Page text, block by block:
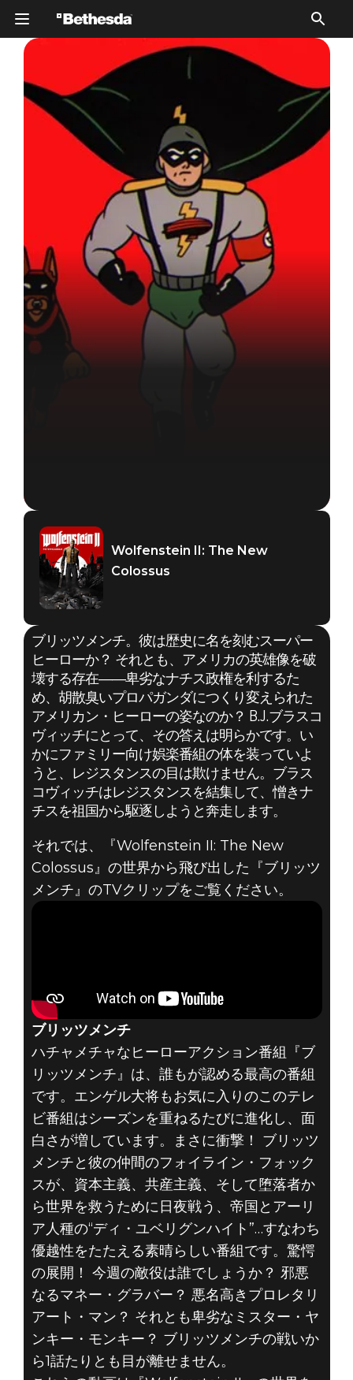
Wolfenstein II: The New Colossus
2017年8月30日
WOLFENSTEIN
II: THE NEW
COLOSSUS – ブ
リッツメンチ
Wolfenstein II: The New
Colossus
ブリッツメンチ。彼は歴史に名を刻むスーパー
ヒーローか？ それとも、アメリカの英雄像を破
壊する存在――卑劣なナチス政権を利するた
め、胡散臭いプロパガンダにつくり変えられた
アメリカン・ヒーローの姿なのか？ B.J.ブラスコ
ヴィッチにとって、その答えは明らかです。い
かにファミリー向け娯楽番組の体を装っていよ
うと、レジスタンスの目は欺けません。ブラス
コヴィッチはレジスタンスを結集して、憎きナ
チスを祖国から駆逐しようと奔走します。
それでは、『Wolfenstein II: The New
Colossus』の世界から飛び出した『ブリッツ
メンチ』のTVクリップをご覧ください。
ブリッツメンチ
ハチャメチャなヒーローアクション番組『ブ
リッツメンチ』は、誰もが認める最高の番組
です。エンゲル大将もお気に入りのこのテレ
ビ番組はシーズンを重ねるたびに進化し、面
白さが増しています。まさに衝撃！ ブリッツ
メンチと彼の仲間のフォイライン・フォック
スが、資本主義、共産主義、そして堕落者か
ら世界を救うために日夜戦う、帝国とアーリ
ア人種の“ディ・ユベリグンハイト”…すなわち
優越性をたたえる素晴らしい番組です。驚愕
の展開！ 今週の敵役は誰でしょうか？ 邪悪
なるマネー・グラバー？ 悪名高きプロレタリ
アート・マン？ それとも卑劣なミスター・ヤ
ンキー・モンキー？ ブリッツメンチの戦いか
ら1話たりとも目が離せません。